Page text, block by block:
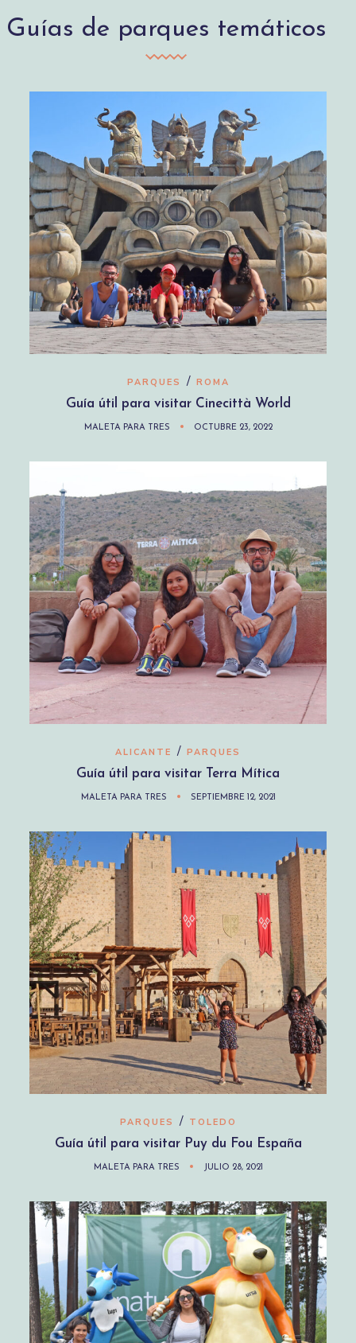
Guías de parques temáticos
PARQUES / ROMA
Guía útil para visitar Cinecittà World
MALETA PARA TRES OCTUBRE 23, 2022
ALICANTE / PARQUES
Guía útil para visitar Terra Mítica
MALETA PARA TRES SEPTIEMBRE 12, 2021
PARQUES / TOLEDO
Guía útil para visitar Puy du Fou España
MALETA PARA TRES JULIO 28, 2021